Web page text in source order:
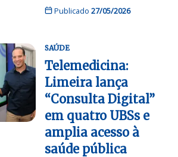
Publicado 27/05/2026
SAÚDE
Telemedicina:
Limeira lança
“Consulta Digital”
em quatro UBSs e
amplia acesso à
saúde pública